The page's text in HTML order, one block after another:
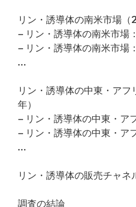
リン・誘導体の南米市場（
– リン・誘導体の南米市場
– リン・誘導体の南米市場
…
リン・誘導体の中東・ア
年）
– リン・誘導体の中東・ア
– リン・誘導体の中東・ア
…
リン・誘導体の販売チャネ
調査の結論